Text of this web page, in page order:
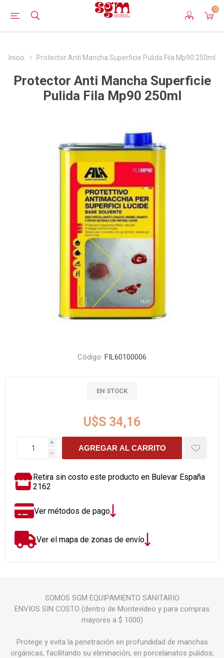
0
Inicio Protector Anti Mancha Superficie Pulida Fila Mp90 250ml
Protector Anti Mancha Superficie
Pulida Fila Mp90 250ml
Código: FIL60100006
EN STOCK
U$S 34,16
i
h
AGREGAR AL CARRITO
Retira sin costo este producto en Bulevar España
2162
Ver métodos de pago
Ver el mapa de zonas de envío
SOMOS SGM EQUIPAMIENTO SANITARIO
ENVIOS SIN COSTO (dentro de Montevideo y para compras
mayores a $ 1000)
Protege y evita la penetración en profundidad de manchas
orgánicas, facilitando su eliminación, en porcelanatos pulidos,